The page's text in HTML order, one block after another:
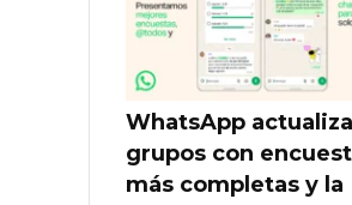
WhatsApp
grupos con
más completas y la